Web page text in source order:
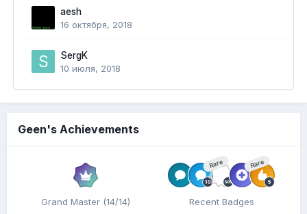
aesh
16 октября, 2018
SergK
10 июля, 2018
Geen's Achievements
Grand Master (14/14)
Rare Rare
Recent Badges